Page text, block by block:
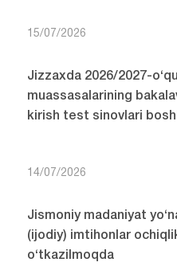
15/07/2026
Jizzaxda 2026/2027-
muassasalarining
kirish test sinovlari
14/07/2026
Jismoniy madaniyat
(ijodiy) imtihonlar
o‘tkazilmoqda